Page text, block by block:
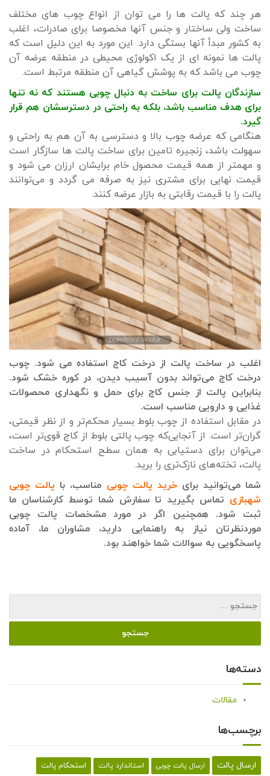
هر چند که پالت ها را می توان از انواع چوب های مختلف
ساخت ولی ساختار و جنس آنها مخصوصا برای صادرات، اغلب
به کشور مبدأ آنها بستگی دارد. این مورد به این دلیل است که
پالت ها نمونه ای از یک اکولوژی محیطی در منطقه عرضه آن
چوب می باشد که به پوشش گیاهی آن منطقه مرتبط است.
سازندگان پالت برای ساخت به دنبال چوبی هستند که نه تنها
برای هدف مناسب باشد، بلکه به راحتی در دسترسشان هم قرار
گیرد.
هنگامی که عرضه چوب بالا و دسترسی به آن هم به راحتی و
سهولت باشد، زنجیره تامین برای ساخت پالت ها سازگار است
و مهمتر از همه قیمت محصول خام برایشان ارزان می شود و
قیمت نهایی برای مشتری نیز به صرفه می گردد و می‌توانند
پالت را با قیمت رقابتی به بازار عرضه کنند.
اغلب در ساخت پالت از درخت کاج استفاده می شود. چوب
درخت کاج می‌تواند بدون آسیب دیدن، در کوره خشک شود.
بنابراین پالت از جنس کاج برای حمل و نگهداری محصولات
غذایی و دارویی مناسب است.
در مقابل استفاده از چوب بلوط بسیار محکم‌تر و از نظر قیمتی،
گران‌تر است. از آنجایی‌که چوب پالتی بلوط از کاج قوی‌تر است،
می‌توان برای دستیابی به همان سطح استحکام در ساخت
پالت، تخته‌های نازک‌تری را برید.
شما می‌توانید برای خرید پالت چوبی مناسب، با پالت چوبی
شهبازی تماس بگیرید تا سفارش شما توسط کارشناسان ما
ثبت شود. همچنین اگر در مورد مشخصات پالت چوبی
موردنظرتان نیاز به راهنمایی دارید، مشاوران ما، آماده
پاسخگویی به سوالات شما خواهند بود.
دسته‌ها
مقالات
برچسب‌ها
ارسال پالت ارسال پالت چوبی استاندارد پالت استحکام پالت